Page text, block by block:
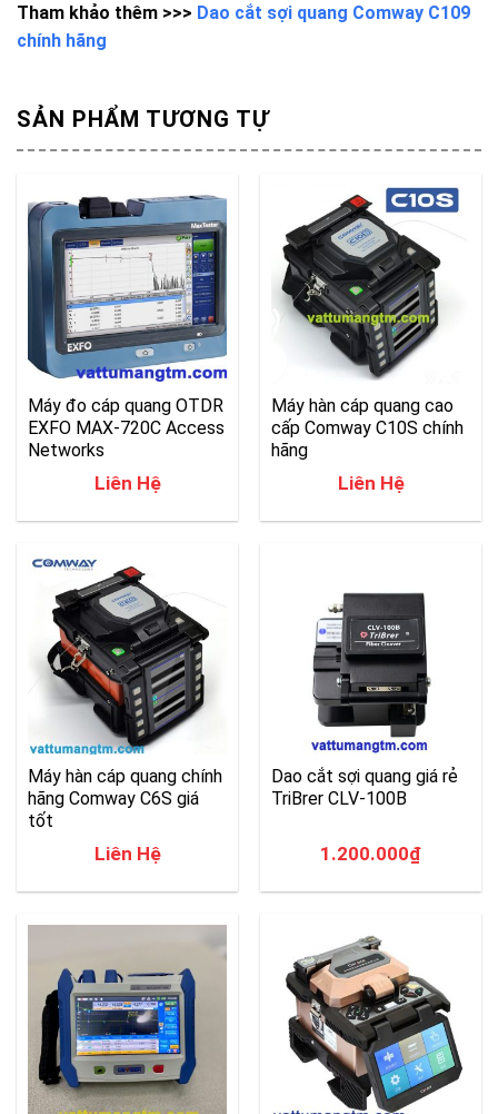
Tham khảo thêm >>> Dao cắt sợi quang Comway C109
chính hãng
SẢN PHẨM TƯƠNG TỰ
Máy đo cáp quang OTDR
EXFO MAX-720C Access
Networks
Liên Hệ
Máy hàn cáp quang cao
cấp Comway C10S chính
hãng
Liên Hệ
Máy hàn cáp quang chính
hãng Comway C6S giá
tốt
Liên Hệ
Dao cắt sợi quang giá rẻ
TriBrer CLV-100B
1.200.000₫